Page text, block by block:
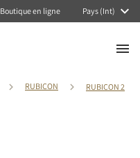
Boutique en ligne Pays (Int)
RUBICON RUBICON 2